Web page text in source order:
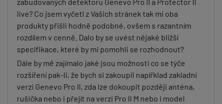
live? Co jsem vyčetl z Vašich stránek tak mi oba
produkty přišli hodně podobné, ovšem s razantním
rozdílem v cenně. Dalo by se uvést nějaké bližší
specifikace, které by mi pomohli se rozhodnout?
Dále by mě zajímalo jaké jsou možnosti co se týče
rozšíření pak-li, že bych si zakoupil napířklad zakladní
verzi Genevo Pro II, zda lze dokoupit později anténa,
rušička nebo i přejít na verzi Pro II M nebo i model